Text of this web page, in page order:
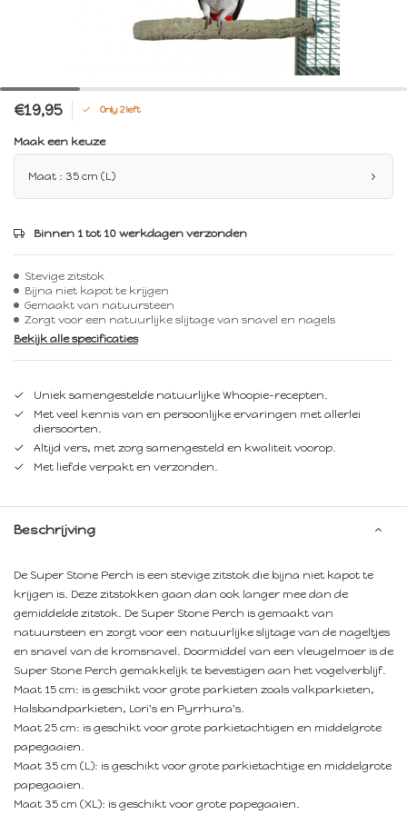
€19,95 Only 2 left
Maak een keuze
Maat : 35 cm (L)
Binnen 1 tot 10 werkdagen verzonden
Stevige zitstok
Bijna niet kapot te krijgen
Gemaakt van natuursteen
Zorgt voor een natuurlijke slijtage van snavel en nagels
Bekijk alle specificaties
Uniek samengestelde natuurlijke Whoopie-recepten.
Met veel kennis van en persoonlijke ervaringen met allerlei
diersoorten.
Altijd vers, met zorg samengesteld en kwaliteit voorop.
Met liefde verpakt en verzonden.
Beschrijving
De Super Stone Perch is een stevige zitstok die bijna niet kapot te
krijgen is. Deze zitstokken gaan dan ook langer mee dan de
gemiddelde zitstok. De Super Stone Perch is gemaakt van
natuursteen en zorgt voor een natuurlijke slijtage van de nageltjes
en snavel van de kromsnavel. Doormiddel van een vleugelmoer is de
Super Stone Perch gemakkelijk te bevestigen aan het vogelverblijf.
Maat 15 cm: is geschikt voor grote parkieten zoals valkparkieten,
Halsbandparkieten, Lori's en Pyrrhura's.
Maat 25 cm: is geschikt voor grote parkietachtigen en middelgrote
papegaaien.
Maat 35 cm (L): is geschikt voor grote parkietachtige en middelgrote
papegaaien.
Maat 35 cm (XL): is geschikt voor grote papegaaien.